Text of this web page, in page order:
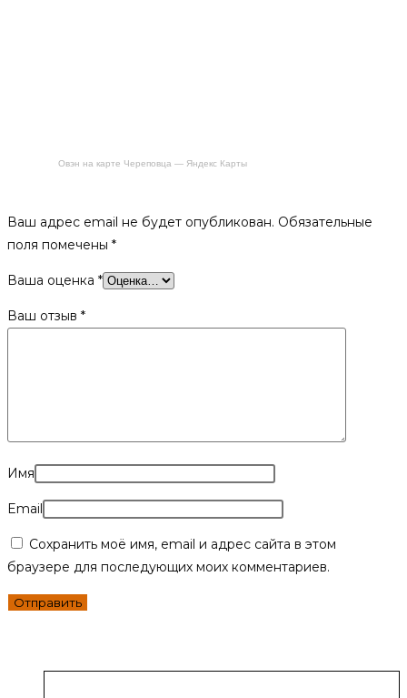
Овэн на карте Череповца — Яндекс Карты
Ваш адрес email не будет опубликован. Обязательные
поля помечены *
Ваша оценка *
Ваш отзыв *
Имя
Email
Сохранить моё имя, email и адрес сайта в этом
браузере для последующих моих комментариев.